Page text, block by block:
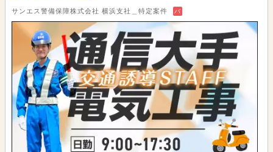
サンエス警備保障株式会社 横浜支社＿特定案件 バ